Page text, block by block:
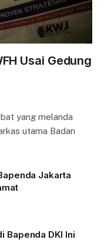
Usai Gedung
yang melanda
utama Badan
Jakarta
Bapenda DKI Ini